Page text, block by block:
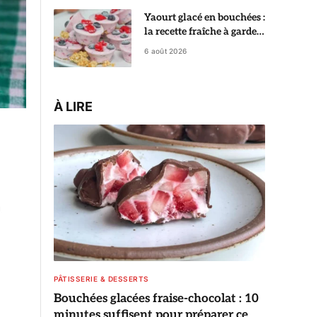
Yaourt glacé en bouchées :
la recette fraîche à garder
au congélateur
6 août 2026
À LIRE
PÂTISSERIE & DESSERTS
Bouchées glacées fraise-chocolat : 10